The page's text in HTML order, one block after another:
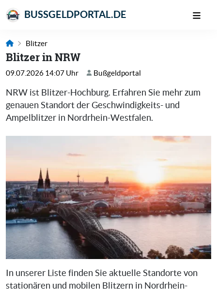
BUSSGELDPORTAL.DE
Blitzer
Blitzer in NRW
09.07.2026 14:07 Uhr Bußgeldportal
NRW ist Blitzer-Hochburg. Erfahren Sie mehr zum
genauen Standort der Geschwindigkeits- und
Ampelblitzer in Nordrhein-Westfalen.
In unserer Liste finden Sie aktuelle Standorte von
stationären und mobilen Blitzern in Nordrhein-